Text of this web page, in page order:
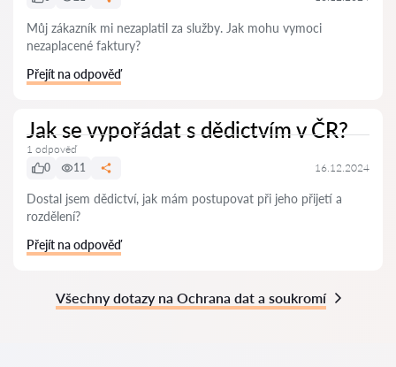
Můj zákazník mi nezaplatil za služby. Jak mohu vymoci
nezaplacené faktury?
Přejít na odpověď
Jak se vypořádat s dědictvím v ČR?
1 odpověď
0
11 16.12.2024
Dostal jsem dědictví, jak mám postupovat při jeho přijetí a
rozdělení?
Přejít na odpověď
Všechny dotazy na Ochrana dat a soukromí